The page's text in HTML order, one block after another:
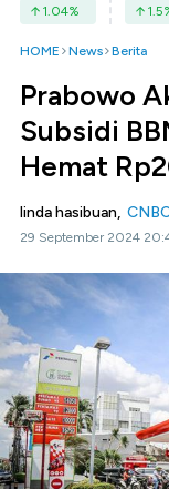
1.04% 1.5
HOME News Berita
Prabowo
Subsidi
Hemat
linda hasibuan,
29 September 2024